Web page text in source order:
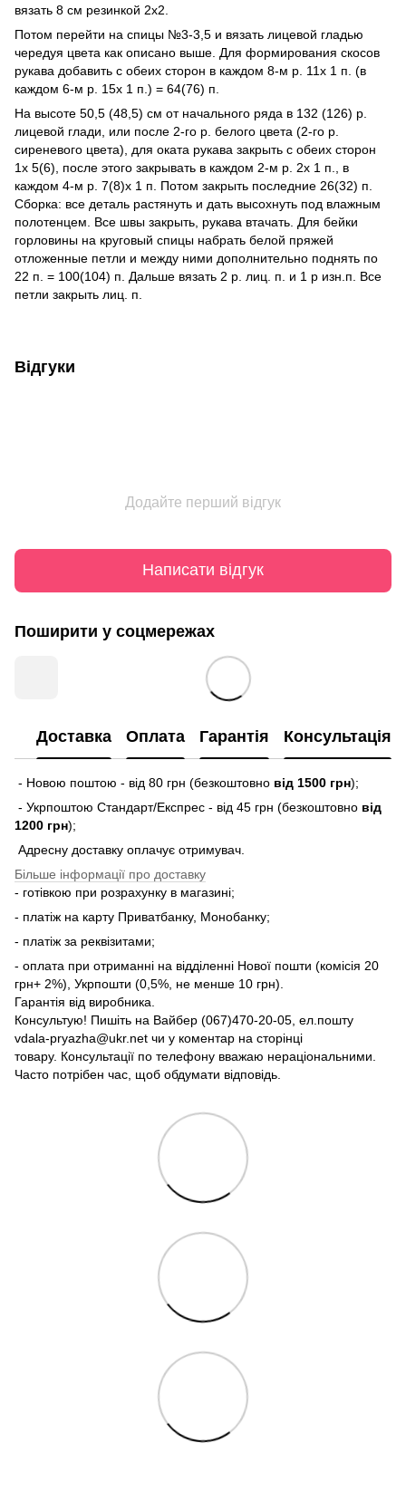
вязать 8 см резинкой 2х2.
Потом перейти на спицы №3-3,5 и вязать лицевой гладью
чередуя цвета как описано выше. Для формирования скосов
рукава добавить с обеих сторон в каждом 8-м р. 11х 1 п. (в
каждом 6-м р. 15х 1 п.) = 64(76) п.
На высоте 50,5 (48,5) см от начального ряда в 132 (126) р.
лицевой глади, или после 2-го р. белого цвета (2-го р.
сиреневого цвета), для оката рукава закрыть с обеих сторон
1х 5(6), после этого закрывать в каждом 2-м р. 2х 1 п., в
каждом 4-м р. 7(8)х 1 п. Потом закрыть последние 26(32) п.
Сборка: все деталь растянуть и дать высохнуть под влажным
полотенцем. Все швы закрыть, рукава втачать. Для бейки
горловины на круговый спицы набрать белой пряжей
отложенные петли и между ними дополнительно поднять по
22 п. = 100(104) п. Дальше вязать 2 р. лиц. п. и 1 р изн.п. Все
петли закрыть лиц. п.
Відгуки
Додайте перший відгук
Написати відгук
Поширити у соцмережах
Доставка Оплата Гарантія Консультація
- Новою поштою - від 80 грн (безкоштовно від 1500 грн);
- Укрпоштою Стандарт/Експрес - від 45 грн (безкоштовно від
1200 грн);
Адресну доставку оплачує отримувач.
Більше інформації про доставку
- готівкою при розрахунку в магазині;
- платіж на карту Приватбанку, Монобанку;
- платіж за реквізитами;
- оплата при отриманні на відділенні Нової пошти (комісія 20
грн+ 2%), Укрпошти (0,5%, не менше 10 грн).
Гарантія від виробника.
Консультую! Пишіть на Вайбер (067)470-20-05, ел.пошту
vdala-pryazha@ukr.net чи у коментар на сторінці
товару. Консультації по телефону вважаю нераціональними.
Часто потрібен час, щоб обдумати відповідь.